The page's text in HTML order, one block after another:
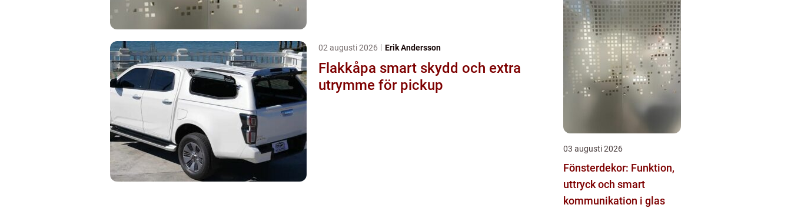
02 augusti 2026 Erik Andersson
Flakkåpa smart skydd och extra
utrymme för pickup
03 augusti 2026
Fönsterdekor: Funktion,
uttryck och smart
kommunikation i glas